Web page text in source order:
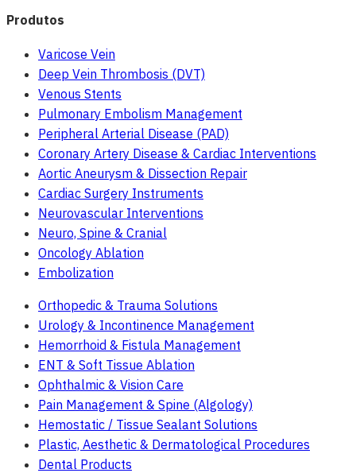
Produtos
Varicose Vein
Deep Vein Thrombosis (DVT)
Venous Stents
Pulmonary Embolism Management
Peripheral Arterial Disease (PAD)
Coronary Artery Disease & Cardiac Interventions
Aortic Aneurysm & Dissection Repair
Cardiac Surgery Instruments
Neurovascular Interventions
Neuro, Spine & Cranial
Oncology Ablation
Embolization
Orthopedic & Trauma Solutions
Urology & Incontinence Management
Hemorrhoid & Fistula Management
ENT & Soft Tissue Ablation
Ophthalmic & Vision Care
Pain Management & Spine (Algology)
Hemostatic / Tissue Sealant Solutions
Plastic, Aesthetic & Dermatological Procedures
Dental Products